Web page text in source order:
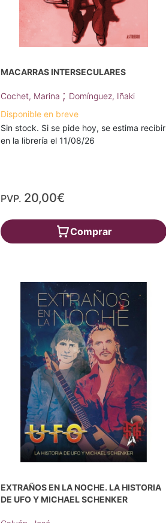
MACARRAS INTERSECULARES
Cochet, Marina ; Domínguez, Iñaki
Disponible en breve
Sin stock. Si se pide hoy, se estima recibir
en la librería el 11/08/26
PVP. 20,00€
Comprar
EXTRAÑOS EN LA NOCHE. LA HISTORIA
DE UFO Y MICHAEL SCHENKER